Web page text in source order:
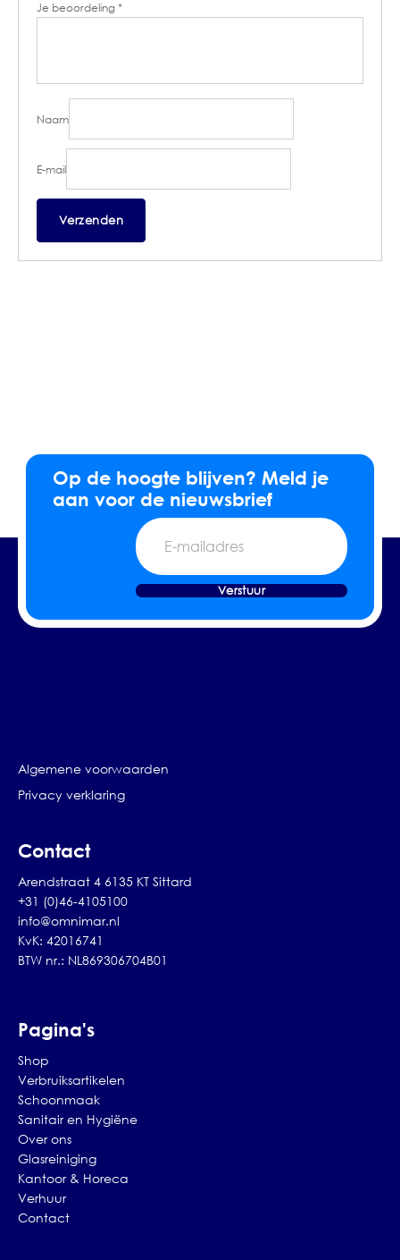
Je beoordeling*
Naam
E-mail
Op de hoogte blijven? Meld je
aan voor de nieuwsbrief
E-
mailadres
Verstuur
Algemene voorwaarden
Privacy verklaring
Contact
Arendstraat 4 6135 KT Sittard
+31 (0)46-4105100
info@omnimar.nl
KvK: 42016741
BTW nr.: NL869306704B01
Pagina's
Shop
Verbruiksartikelen
Schoonmaak
Sanitair en Hygiëne
Over ons
Glasreiniging
Kantoor & Horeca
Verhuur
Contact